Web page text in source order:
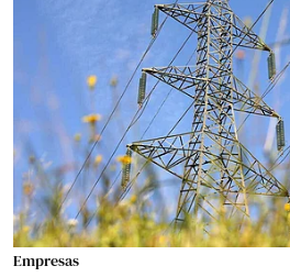
Empresas